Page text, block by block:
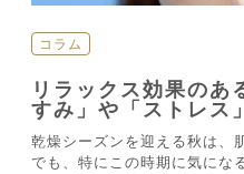
コラム
リラックス効果のあ
すみ」や「ストレス
乾燥シーズンを迎える秋は、
でも、特にこの時期に気にな